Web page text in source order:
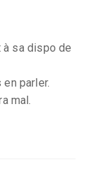
à sa dispo de
parler.
mal.